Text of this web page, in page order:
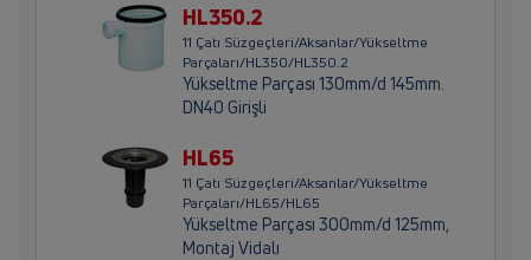
HL350.2
11 Çatı Süzgeçleri/Aksanlar/Yükseltme
Parçaları/HL350/HL350.2
Yükseltme Parçası 130mm/d 145mm.
DN40 Girişli
HL65
11 Çatı Süzgeçleri/Aksanlar/Yükseltme
Parçaları/HL65/HL65
Yükseltme Parçası 300mm/d 125mm,
Montaj Vidalı